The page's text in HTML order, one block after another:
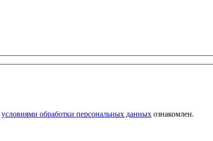
условиями обработки персональных данных ознакомлен.